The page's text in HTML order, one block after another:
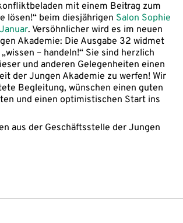
mit einem Beitrag zum
lösen!“ beim diesjährigen Salon Sophie
. Versöhnlicher wird es im neuen
Akademie: Die Ausgabe 32 widmet
– handeln!“ Sie sind herzlich
und anderen Gelegenheiten einen
der Jungen Akademie zu werfen! Wir
Begleitung, wünschen einen guten
und einen optimistischen Start ins
aus der Geschäftsstelle der Jungen